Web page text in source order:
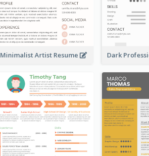
Minimalist Artist Resume